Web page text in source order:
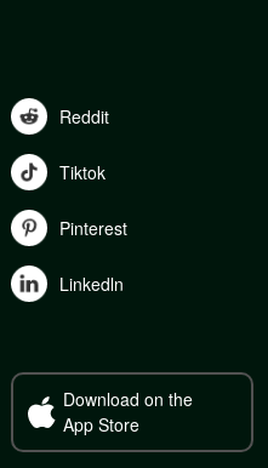
Reddit
Tiktok
Pinterest
Linkedln
Download on the
App Store